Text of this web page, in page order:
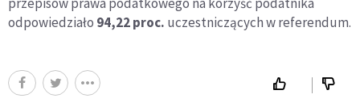
odpowiedziało 94,22 proc. uczestniczących w referendum.